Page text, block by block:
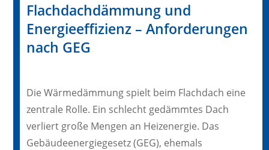
Flachdachdämmung und
Energieeffizienz – Anforderungen
nach GEG
Die Wärmedämmung spielt beim Flachdach eine
zentrale Rolle. Ein schlecht gedämmtes Dach
verliert große Mengen an Heizenergie. Das
Gebäudeenergiegesetz (GEG), ehemals